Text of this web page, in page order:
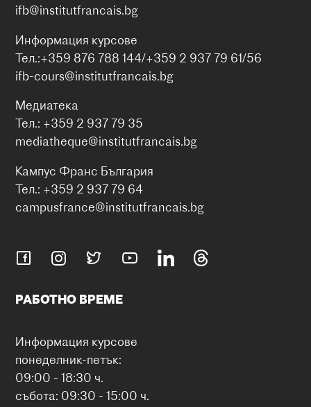
ifb@institutfrancais.bg
Информация курсове
Тел.:+359 876 788 144/+359 2 937 79 61/56
ifb-cours@institutfrancais.bg
Медиатека
Тел.: +359 2 937 79 35
mediatheque@institutfrancais.bg
Кампус Франс България
Тел.: +359 2 937 79 64
campusfrance@institutfrancais.bg
РАБОТНО ВРЕМЕ
Информация курсове
понеделник-петък:
09:00 - 18:30 ч.
събота: 09:30 - 15:00 ч.